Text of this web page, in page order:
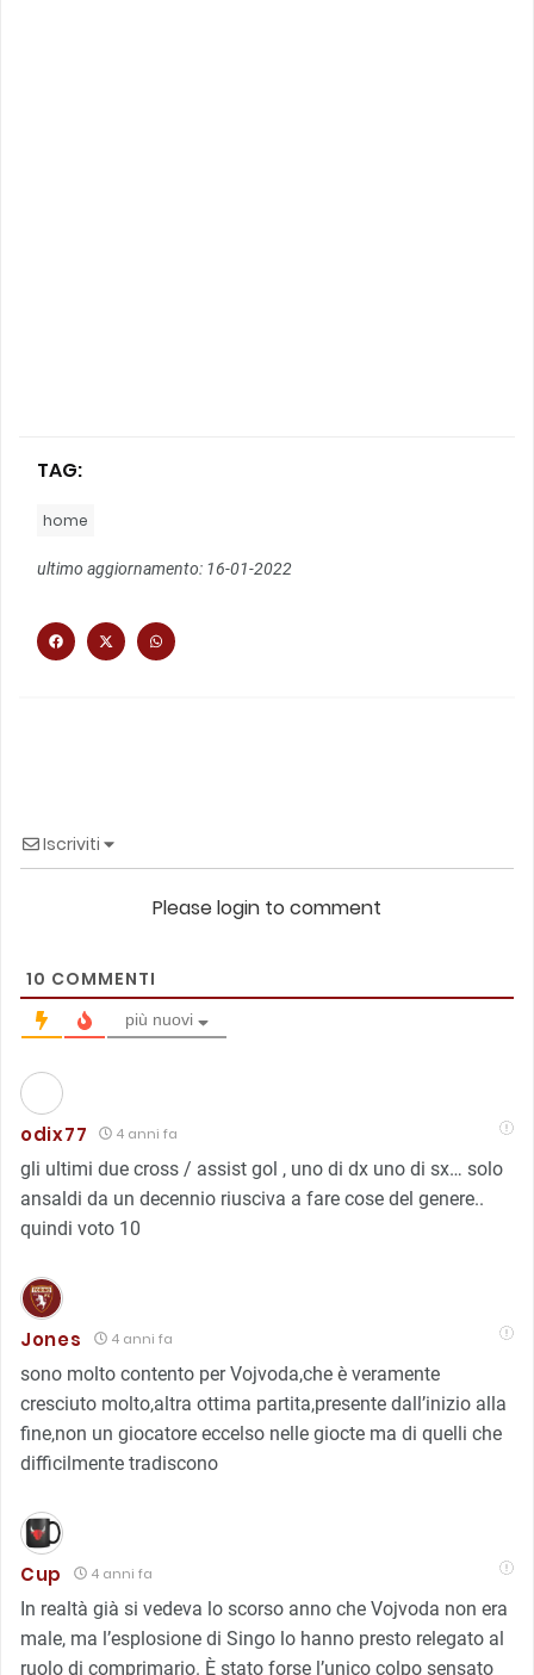
TAG:
home
ultimo aggiornamento: 16-01-2022
Iscriviti
Please login to comment
10 COMMENTI
più nuovi
odix77 4 anni fa
gli ultimi due cross / assist gol , uno di dx uno di sx… solo
ansaldi da un decennio riusciva a fare cose del genere..
quindi voto 10
Jones 4 anni fa
sono molto contento per Vojvoda,che è veramente
cresciuto molto,altra ottima partita,presente dall’inizio alla
fine,non un giocatore eccelso nelle giocte ma di quelli che
difficilmente tradiscono
Cup 4 anni fa
In realtà già si vedeva lo scorso anno che Vojvoda non era
male, ma l’esplosione di Singo lo hanno presto relegato al
ruolo di comprimario. È stato forse l’unico colpo sensato